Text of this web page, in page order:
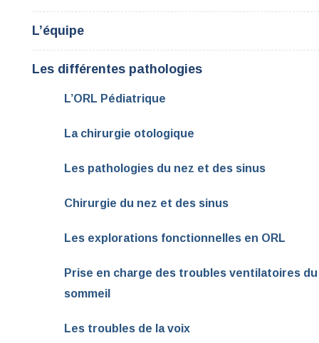
L’équipe
Les différentes pathologies
L’ORL Pédiatrique
La chirurgie otologique
Les pathologies du nez et des sinus
Chirurgie du nez et des sinus
Les explorations fonctionnelles en ORL
Prise en charge des troubles ventilatoires du
sommeil
Les troubles de la voix